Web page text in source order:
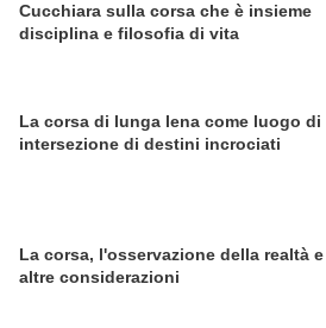
Cucchiara sulla corsa che è insieme
disciplina e filosofia di vita
La corsa di lunga lena come luogo di
intersezione di destini incrociati
La corsa, l'osservazione della realtà e
altre considerazioni